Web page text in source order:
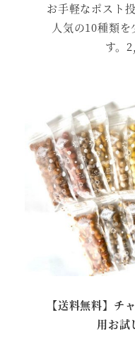
お手軽なポスト
人気の10種類
す。
【送料無料】チ
用お試